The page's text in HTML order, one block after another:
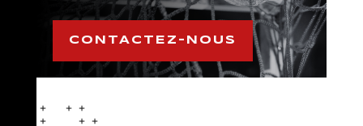
CONTACTEZ-NOUS